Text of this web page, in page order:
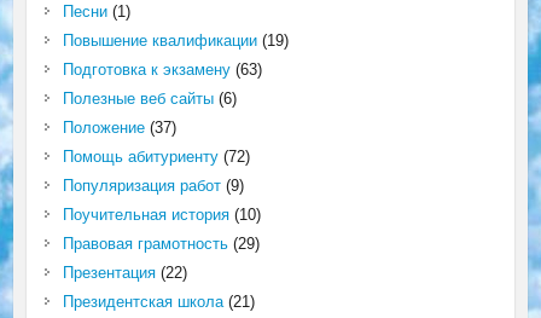
Песни(1)
Повышение квалификации(19)
Подготовка к экзамену(63)
Полезные веб сайты(6)
Положение(37)
Помощь абитуриенту(72)
Популяризация работ(9)
Поучительная история(10)
Правовая грамотность(29)
Презентация(22)
Президентская школа(21)